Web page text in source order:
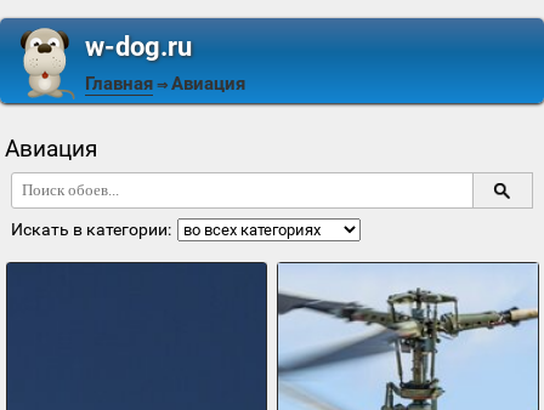
w-dog.ru
Главная ⇒ Авиация
Авиация
Искать в категории: